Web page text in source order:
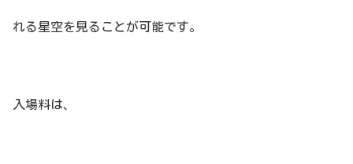
れる星空を見ることが可能です。
入場料は、